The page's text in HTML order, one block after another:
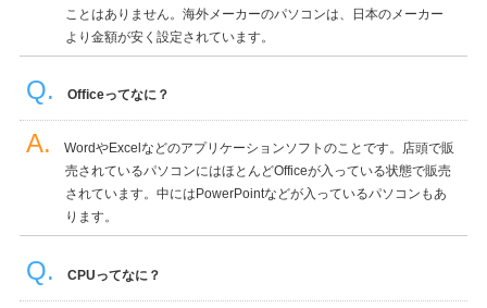
ことはありません。海外メーカーのパソコンは、日本のメーカー
より金額が安く設定されています。
Officeってなに？
WordやExcelなどのアプリケーションソフトのことです。店頭で販
売されているパソコンにはほとんどOfficeが入っている状態で販売
されています。中にはPowerPointなどが入っているパソコンもあ
ります。
CPUってなに？